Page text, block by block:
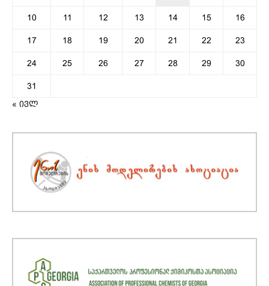
10 11 12 13 14 15 16
17 18 19 20 21 22 23
24 25 26 27 28 29 30
31
« ივლ